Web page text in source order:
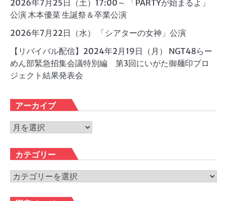
2026年7月25日（土）17:00～ 「PARTYが始まるよ」
公演 木本優菜 生誕祭＆卒業公演
2026年7月22日（水） 「シアターの女神」公演
【リバイバル配信】2024年2月19日（月） NGT48らー
めん部緊急招集会議特別編 第3回にいがた御麺印プロ
ジェクト結果発表会
アーカイブ
ア
カ
イ
ブ
カテゴリー
カ